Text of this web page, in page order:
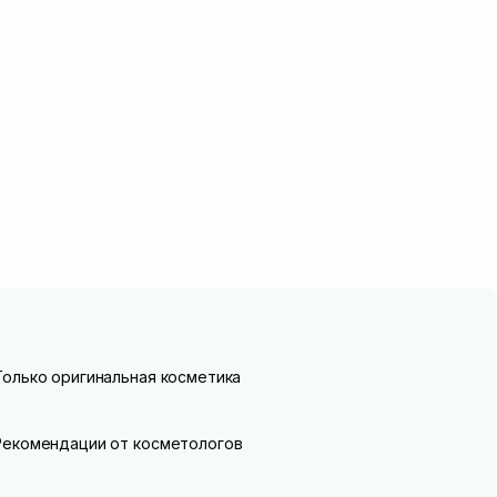
оригинальная косметика
от косметологов